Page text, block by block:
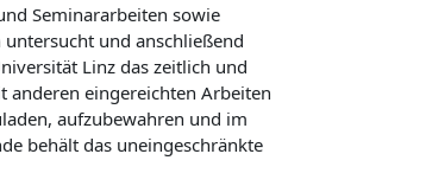
Seminararbeiten sowie
und anschließend
Linz das zeitlich und
anderen eingereichten Arbeiten
aufzubewahren und im
behält das uneingeschränkte